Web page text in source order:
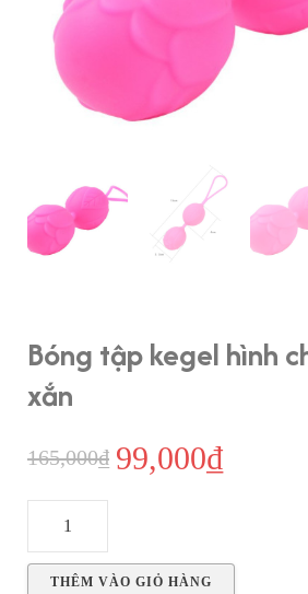
Bóng tập kegel hình
xắn
165,000₫ Giá
165,000₫.
99,000₫Giá
kegelTHÊM VÀO GIỎ HÀNG